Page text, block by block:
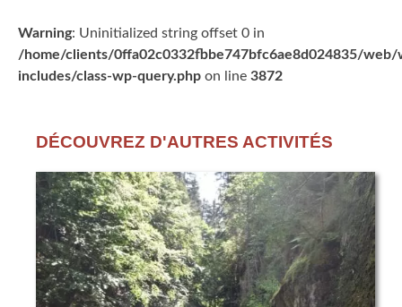
Warning: Uninitialized string offset 0 in
/home/clients/0ffa02c0332fbbe747bfc6ae8d024835/web/
includes/class-wp-query.php on line 3872
DÉCOUVREZ D'AUTRES ACTIVITÉS